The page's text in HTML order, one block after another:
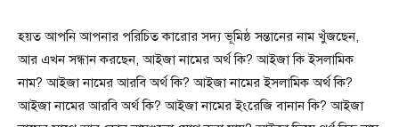
হয়ত আপনি আপনার পরিচিত কারোর সদ্য ভূমিষ্ঠ সন্তানের নাম খুঁজছেন,
আর এখন সন্ধান করছেন, আইজা নামের অর্থ কি? আইজা কি ইসলামিক
নাম? আইজা নামের আরবি অর্থ কি? আইজা নামের ইসলামিক অর্থ কি?
আইজা নামের আরবি অর্থ কি? আইজা নামের ইংরেজি বানান কি? আইজা